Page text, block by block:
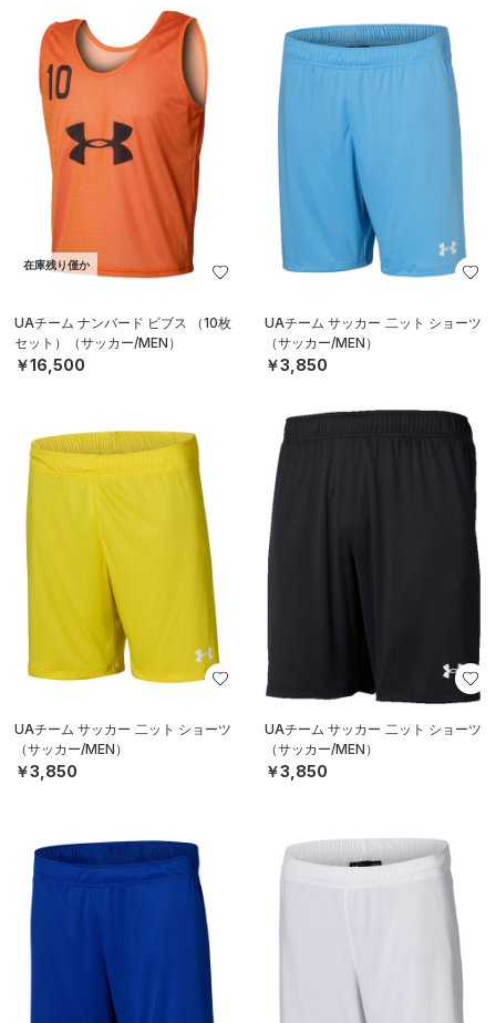
在庫残り僅か
UAチーム ナンバード ビブス （10枚
セット）（サッカー/MEN）
￥16,500
UAチーム サッカー 二ット ショーツ
（サッカー/MEN）
￥3,850
UAチーム サッカー 二ット ショーツ
（サッカー/MEN）
￥3,850
UAチーム サッカー 二ット ショーツ
（サッカー/MEN）
￥3,850